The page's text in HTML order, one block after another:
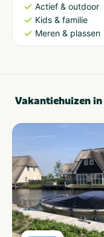
Actief & outdoor
Kids & familie
Meren & plassen
Vakantiehuizen in